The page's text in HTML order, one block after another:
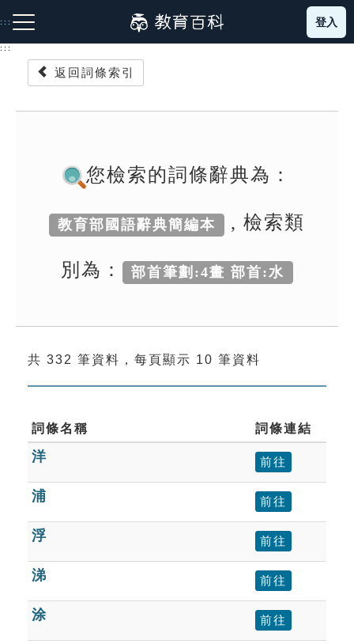
到
主
:::
生字詞彙表
成語故事
索引選單
單字索引
生命大百科索引
遊戲專區
教學應用
貓頭鷹博士
登入
:::
返回詞條索引
您檢索的詞條辭典為：
教育部國語辭典簡編本 , 檢索類
別為： 部首筆劃:4畫 部首:水
共 332 筆資料，每頁顯示 10 筆資料
詞條名稱 詞條連結
洋 前往
浦 前往
浮 前往
涕 前往
涂 前往